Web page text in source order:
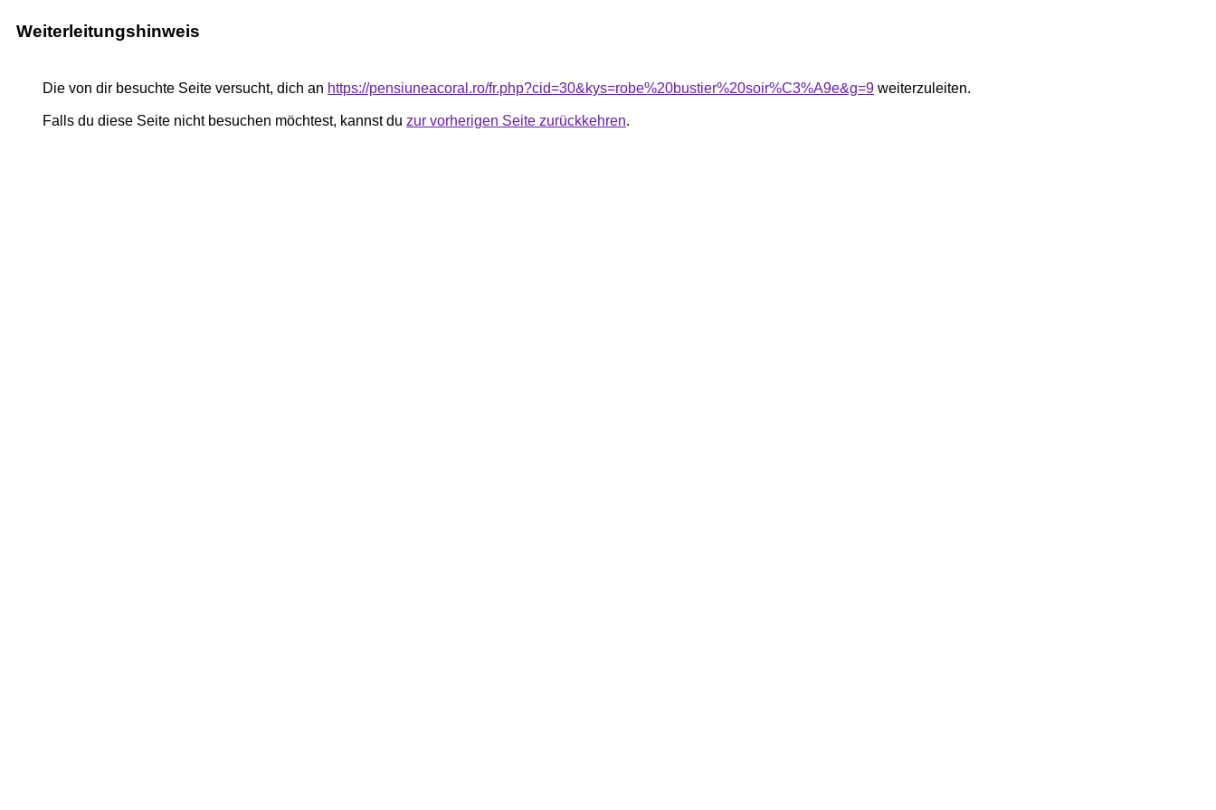
Weiterleitungshinweis
Die von dir besuchte Seite versucht, dich an https://pensiuneacoral.ro/fr.php?cid=30&kys=robe%20bustier%20soir%C3%A9e&g=9 weiterzuleiten.
Falls du diese Seite nicht besuchen möchtest, kannst du zur vorherigen Seite zurückkehren.